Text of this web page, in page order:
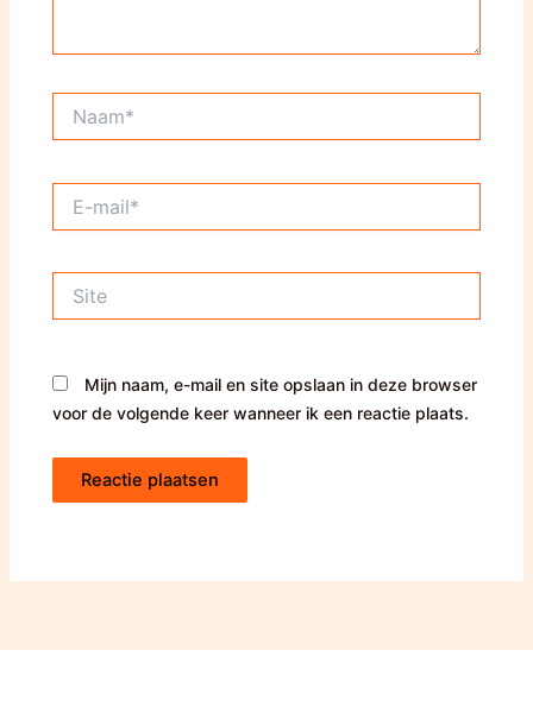
mail*
Mijn naam, e-mail en site opslaan in deze browser
voor de volgende keer wanneer ik een reactie plaats.